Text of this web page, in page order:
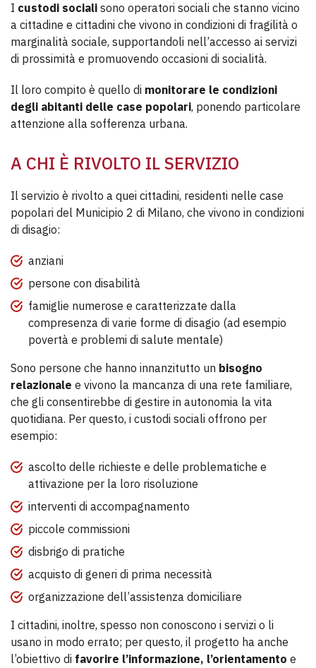
I custodi sociali sono operatori sociali che stanno vicino
a cittadine e cittadini che vivono in condizioni di fragilità o
marginalità sociale, supportandoli nell’accesso ai servizi
di prossimità e promuovendo occasioni di socialità.
Il loro compito è quello di monitorare le condizioni
degli abitanti delle case popolari, ponendo particolare
attenzione alla sofferenza urbana.
A CHI È RIVOLTO IL SERVIZIO
Il servizio è rivolto a quei cittadini, residenti nelle case
popolari del Municipio 2 di Milano, che vivono in condizioni
di disagio:
anziani
persone con disabilità
famiglie numerose e caratterizzate dalla
compresenza di varie forme di disagio (ad esempio
povertà e problemi di salute mentale)
Sono persone che hanno innanzitutto un bisogno
relazionale e vivono la mancanza di una rete familiare,
che gli consentirebbe di gestire in autonomia la vita
quotidiana. Per questo, i custodi sociali offrono per
esempio:
ascolto delle richieste e delle problematiche e
attivazione per la loro risoluzione
interventi di accompagnamento
piccole commissioni
disbrigo di pratiche
acquisto di generi di prima necessità
organizzazione dell’assistenza domiciliare
I cittadini, inoltre, spesso non conoscono i servizi o li
usano in modo errato; per questo, il progetto ha anche
l’obiettivo di favorire l’informazione, l’orientamento e